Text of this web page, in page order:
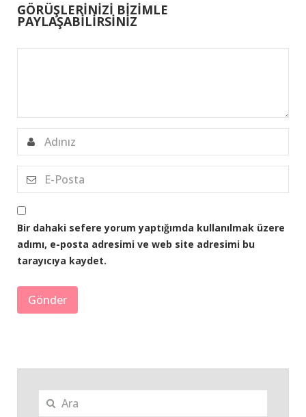
GÖRÜŞLERİNİZİ BİZİMLE
PAYLAŞABİLİRSİNİZ
Bir dahaki sefere yorum yaptığımda kullanılmak üzere
adımı, e-posta adresimi ve web site adresimi bu
tarayıcıya kaydet.